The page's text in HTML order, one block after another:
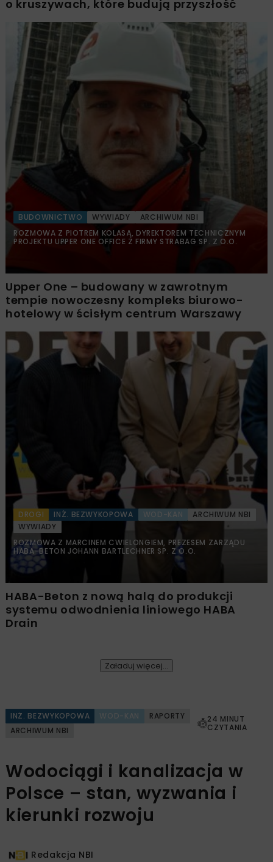
o kruszywach, które budują przyszłość
BUDOWNICTWO WYWIADY
ARCHIWUM NBI
ROZMOWA Z PIOTREM KOLASĄ, DYREKTOREM TECHNICZNYM
PROJEKTU UPPER ONE OFFICE Z FIRMY STRABAG SP. Z O.O.
Upper One – budowany w zawrotnym
tempie nowoczesny kompleks biurowo-
hotelowy w ścisłym centrum Warszawy
DROGI INŻ. BEZWYKOPOWA WOD-KAN
ARCHIWUM NBI
WYWIADY
ROZMOWA Z MARCINEM CWIELONGIEM, PREZESEM ZARZĄDU
HABA-BETON JOHANN BARTLECHNER SP. Z O.O.
HABA-Beton z nową halą do produkcji
systemu odwodnienia liniowego HABA
Drain
Załaduj więcej...
INŻ. BEZWYKOPOWA WOD-KAN
RAPORTY
ARCHIWUM NBI
24 MINUT
CZYTANIA
Wodociągi i kanalizacja w
Polsce – stan, wyzwania i
kierunki rozwoju
Redakcja NBI